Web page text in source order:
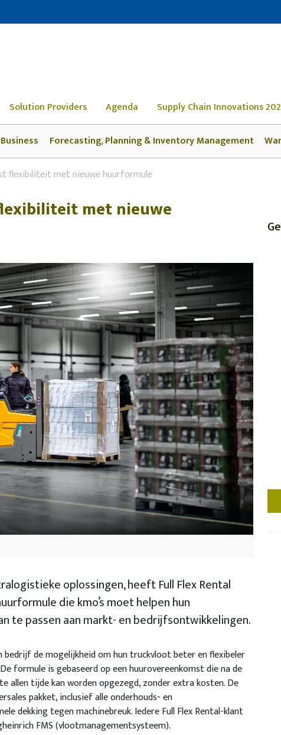
Solution Providers Agenda Supply Chain Innovations
Forecasting, Planning & Inventory Management
flexibiliteit met nieuwe huurformule
met nieuwe
oplossingen, heeft Full Flex Rental
die kmo’s moet helpen hun
te passen aan markt- en bedrijfsontwikkelingen.
bedrijf de mogelijkheid om hun truckvloot beter en flexibeler
formule is gebaseerd op een huurovereenkomst die na de
allen tijde kan worden opgezegd, zonder extra kosten. De
pakket, inclusief alle onderhouds- en
dekking tegen machinebreuk. Iedere Full Flex Rental-klant
FMS (vlootmanagementsysteem).